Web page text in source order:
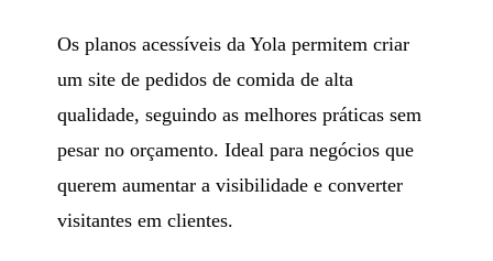
Os planos acessíveis da Yola permitem criar
um site de pedidos de comida de alta
qualidade, seguindo as melhores práticas sem
pesar no orçamento. Ideal para negócios que
querem aumentar a visibilidade e converter
visitantes em clientes.